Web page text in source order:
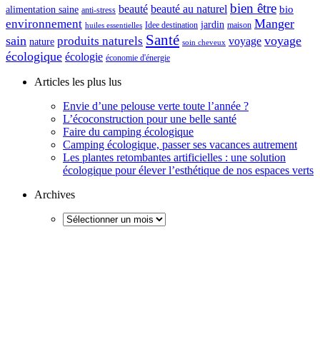
alimentation saine anti-stress beauté beauté au naturel bien être bio
environnement huiles essentielles Idee destination jardin maison Manger
sain nature produits naturels Santé soin cheveux voyage voyage
écologique écologie économie d'énergie
Articles les plus lus
Envie d’une pelouse verte toute l’année ?
L’écoconstruction pour une belle santé
Faire du camping écologique
Camping écologique, passer ses vacances autrement
Les plantes retombantes artificielles : une solution
écologique pour élever l’esthétique de nos espaces verts
Archives